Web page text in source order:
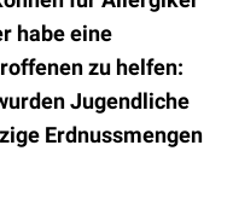
habe eine
zu helfen:
Jugendliche
Erdnussmengen